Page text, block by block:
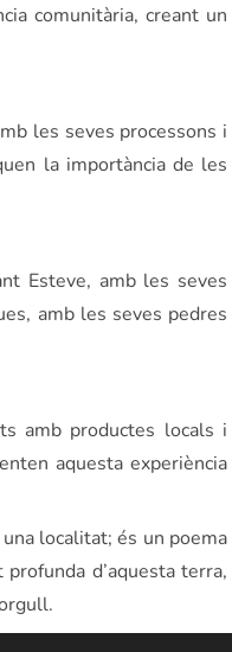
comunitària, creant un
les seves processons i
la importància de les
Esteve, amb les seves
amb les seves pedres
amb productes locals i
aquesta experiència
localitat; és un poema
d’aquesta terra,